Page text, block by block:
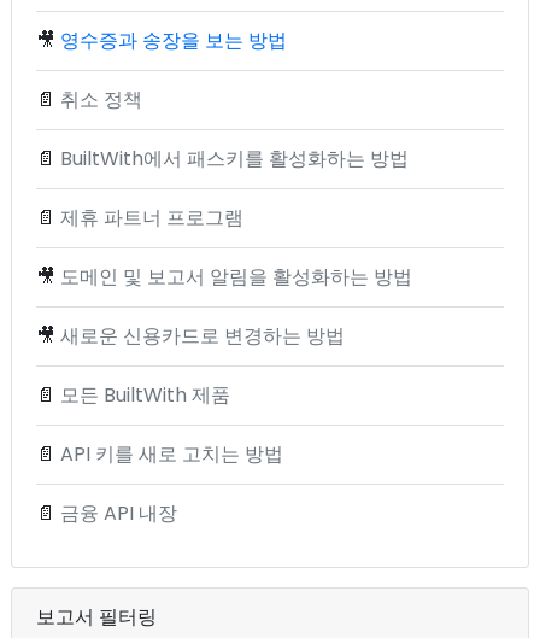
🎥 영수증과 송장을 보는 방법
📄 취소 정책
📄 BuiltWith에서 패스키를 활성화하는 방법
📄 제휴 파트너 프로그램
🎥 도메인 및 보고서 알림을 활성화하는 방법
🎥 새로운 신용카드로 변경하는 방법
📄 모든 BuiltWith 제품
📄 API 키를 새로 고치는 방법
📄 금융 API 내장
보고서 필터링